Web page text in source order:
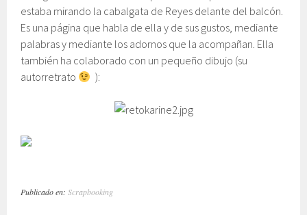
estaba mirando la cabalgata de Reyes delante del balcón.
Es una página que habla de ella y de sus gustos, mediante
palabras y mediante los adornos que la acompañan. Ella
también ha colaborado con un pequeño dibujo (su
autorretrato
):
Publicado en:Scrapbooking